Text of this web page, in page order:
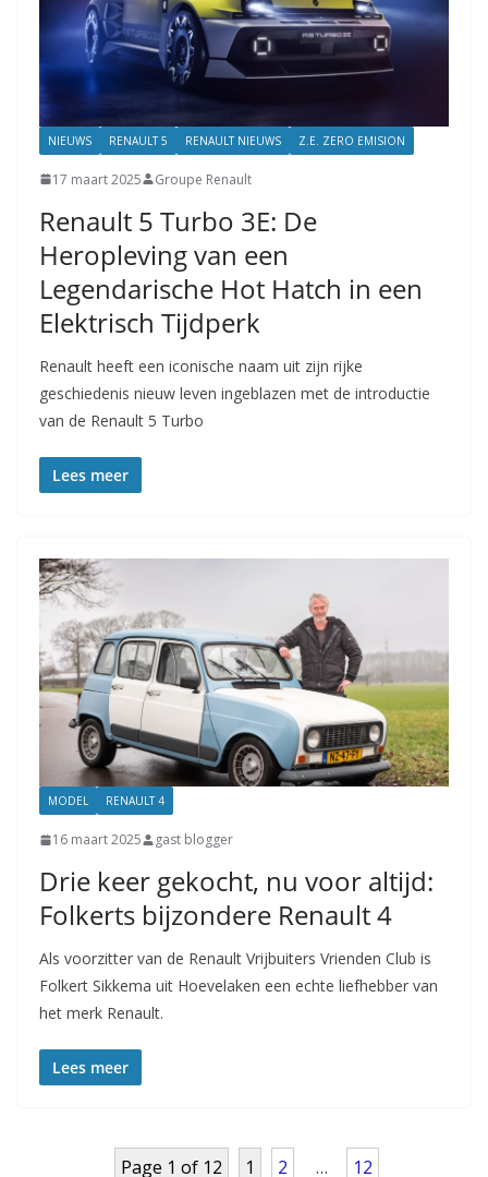
NIEUWS RENAULT 5 RENAULT NIEUWS Z.E. ZERO EMISION
17 maart 2025 Groupe Renault
Renault 5 Turbo 3E: De
Heropleving van een
Legendarische Hot Hatch in een
Elektrisch Tijdperk
Renault heeft een iconische naam uit zijn rijke
geschiedenis nieuw leven ingeblazen met de introductie
van de Renault 5 Turbo
Lees meer
MODEL RENAULT 4
16 maart 2025 gast blogger
Drie keer gekocht, nu voor altijd:
Folkerts bijzondere Renault 4
Als voorzitter van de Renault Vrijbuiters Vrienden Club is
Folkert Sikkema uit Hoevelaken een echte liefhebber van
het merk Renault.
Lees meer
Page 1 of 12 1 2 … 12